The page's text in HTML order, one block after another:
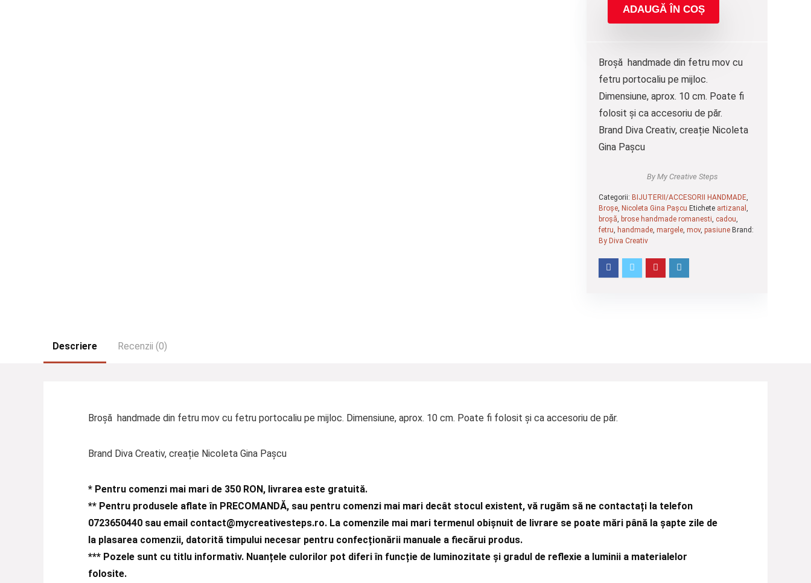
ADAUGĂ ÎN COȘ
Broșă handmade din fetru mov cu
fetru portocaliu pe mijloc.
Dimensiune, aprox. 10 cm. Poate fi
folosit și ca accesoriu de păr.
Brand Diva Creativ, creație Nicoleta
Gina Pașcu
By My Creative Steps
Categorii: BIJUTERII/ACCESORII HANDMADE,
Broșe, Nicoleta Gina Pașcu Etichete artizanal ,
broșă, brose handmade romanesti, cadou,
fetru, handmade, margele, mov, pasiune Brand:
By Diva Creativ
Descriere Recenzii (0)
Broșă handmade din fetru mov cu fetru portocaliu pe mijloc. Dimensiune, aprox. 10 cm. Poate fi folosit și ca accesoriu de păr.
Brand Diva Creativ, creație Nicoleta Gina Pașcu
* Pentru comenzi mai mari de 350 RON, livrarea este gratuită.
** Pentru produsele aflate în PRECOMANDĂ, sau pentru comenzi mai mari decât stocul existent, vă rugăm să ne contactați la telefon
0723650440 sau email contact@mycreativesteps.ro. La comenzile mai mari termenul obișnuit de livrare se poate mări până la șapte zile de
la plasarea comenzii, datorită timpului necesar pentru confecționării manuale a fiecărui produs.
*** Pozele sunt cu titlu informativ. Nuanțele culorilor pot diferi în funcție de luminozitate și gradul de reflexie a luminii a materialelor
folosite.